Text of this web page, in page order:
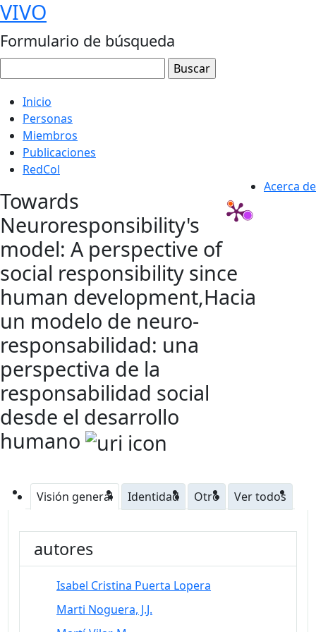
VIVO
Formulario de búsqueda
Inicio
Personas
Miembros
Publicaciones
RedCol
Acerca de
Towards
Neuroresponsibility's
model: A perspective of
social responsibility since
human development,Hacia
un modelo de neuro-
responsabilidad: una
perspectiva de la
responsabilidad social
desde el desarrollo
humano
Visión general Identidad Otro Ver todos
autores
Isabel Cristina Puerta Lopera
Marti Noguera, J.J.